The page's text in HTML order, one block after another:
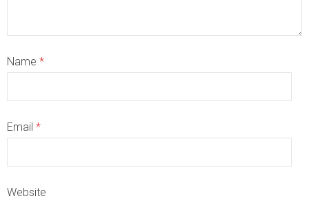
Name *
Email *
Website